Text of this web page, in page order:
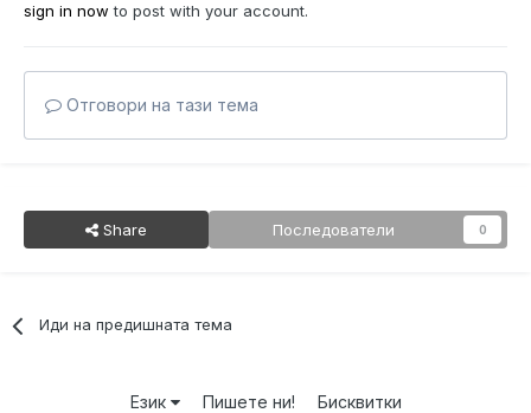
sign in now to post with your account.
Отговори на тази тема
Share Последователи 0
Иди на предишната тема
Език Пишете ни! Бисквитки